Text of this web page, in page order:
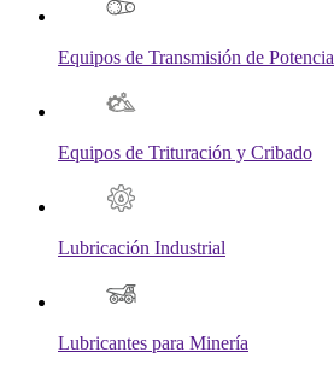
Equipos de Transmisión de Potencia
Equipos de Trituración y Cribado
Lubricación Industrial
Lubricantes para Minería